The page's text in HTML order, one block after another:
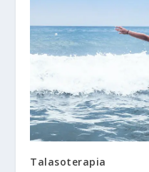
Talasoterapia